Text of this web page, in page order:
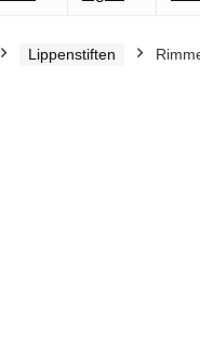
Lippenstiften